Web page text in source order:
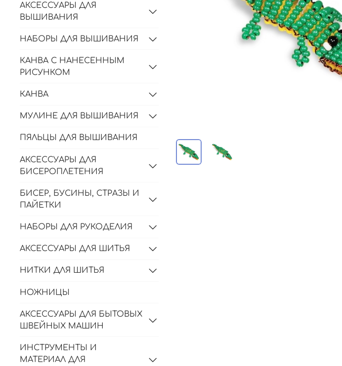
АКСЕССУАРЫ ДЛЯ
ВЫШИВАНИЯ
НАБОРЫ ДЛЯ ВЫШИВАНИЯ
КАНВА С НАНЕСЕННЫМ
РИСУНКОМ
КАНВА
МУЛИНЕ ДЛЯ ВЫШИВАНИЯ
ПЯЛЬЦЫ ДЛЯ ВЫШИВАНИЯ
АКСЕССУАРЫ ДЛЯ
БИСЕРОПЛЕТЕНИЯ
БИСЕР, БУСИНЫ, СТРАЗЫ И
ПАЙЕТКИ
НАБОРЫ ДЛЯ РУКОДЕЛИЯ
АКСЕССУАРЫ ДЛЯ ШИТЬЯ
НИТКИ ДЛЯ ШИТЬЯ
НОЖНИЦЫ
АКСЕССУАРЫ ДЛЯ БЫТОВЫХ
ШВЕЙНЫХ МАШИН
ИНСТРУМЕНТЫ И
МАТЕРИАЛ ДЛЯ